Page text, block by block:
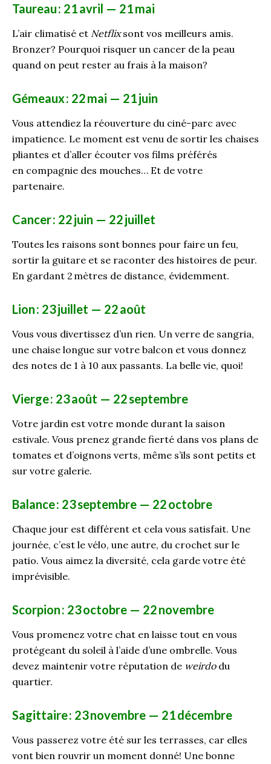
Taureau: 21 avril — 21 mai
L’air climatisé et Netflixsont vos meilleurs amis.
Bronzer? Pourquoi risquer un cancer de la peau
quand on peut rester au frais à la maison?
Gémeaux: 22mai — 21 juin
Vous attendiez la réouverture du ciné-parc avec
impatience. Le moment est venu de sortir les chaises
pliantes et d’aller écouter vos films préférés
en compagnie des mouches… Et de votre
partenaire.
Cancer: 22juin — 22juillet
Toutes les raisons sont bonnes pour faire un feu,
sortir la guitare et se raconter des histoires de peur.
En gardant 2 mètres de distance, évidemment.
Lion: 23juillet — 22août
Vous vous divertissez d’un rien. Un verre de sangria,
une chaise longue sur votre balcon et vous donnez
des notes de 1 à 10 aux passants. La belle vie, quoi!
Vierge: 23août — 22septembre
Votre jardin est votre monde durant la saison
estivale. Vous prenez grande fierté dans vos plans de
tomates et d’oignons verts, même s’ils sont petits et
sur votre galerie.
Balance: 23septembre — 22octobre
Chaque jour est différent et cela vous satisfait. Une
journée, c’est le vélo, une autre, du crochet sur le
patio. Vous aimez la diversité, cela garde votre été
imprévisible.
Scorpion: 23octobre — 22novembre
Vous promenez votre chat en laisse tout en vous
protégeant du soleil à l’aide d’une ombrelle. Vous
devez maintenir votre réputation de weirdodu
quartier.
Sagittaire: 23novembre — 21 décembre
Vous passerez votre été sur les terrasses, car elles
vont bien rouvrir un moment donné! Une bonne